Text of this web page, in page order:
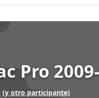
Pro
(y otro participante)